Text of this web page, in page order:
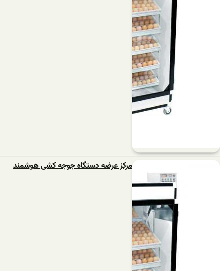
مرکز عرضه دستگاه جوجه کشی هوشمند